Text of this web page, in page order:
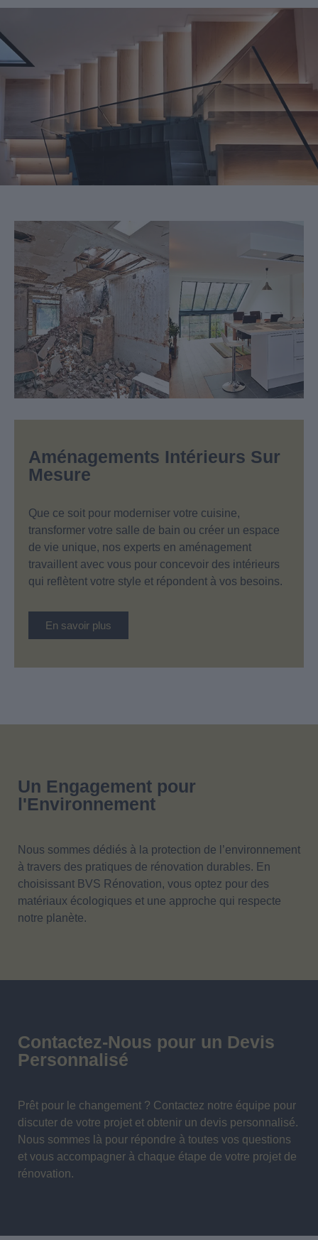
Aménagements Intérieurs Sur
Mesure
Que ce soit pour moderniser votre cuisine,
transformer votre salle de bain ou créer un espace
de vie unique, nos experts en aménagement
travaillent avec vous pour concevoir des intérieurs
qui reflètent votre style et répondent à vos besoins.
En savoir plus
Un Engagement pour
l'Environnement
Nous sommes dédiés à la protection de l’environnement
à travers des pratiques de rénovation durables. En
choisissant BVS Rénovation, vous optez pour des
matériaux écologiques et une approche qui respecte
notre planète.
Contactez-Nous pour un Devis
Personnalisé
Prêt pour le changement ? Contactez notre équipe pour
discuter de votre projet et obtenir un devis personnalisé.
Nous sommes là pour répondre à toutes vos questions
et vous accompagner à chaque étape de votre projet de
rénovation.